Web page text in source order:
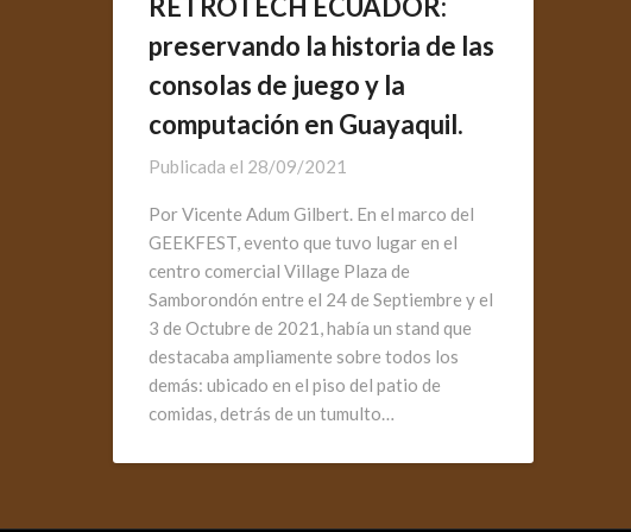
RETROTECH ECUADOR:
preservando la historia de las
consolas de juego y la
computación en Guayaquil.
Publicada el 28/09/2021
Por Vicente Adum Gilbert. En el marco del
GEEKFEST, evento que tuvo lugar en el
centro comercial Village Plaza de
Samborondón entre el 24 de Septiembre y el
3 de Octubre de 2021, había un stand que
destacaba ampliamente sobre todos los
demás: ubicado en el piso del patio de
comidas, detrás de un tumulto…